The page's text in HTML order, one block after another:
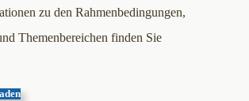
zu den Rahmenbedingungen,
Themenbereichen finden Sie